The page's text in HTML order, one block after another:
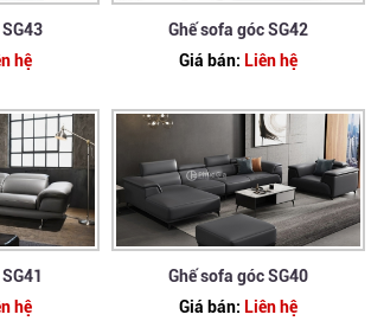
hệ
Ghế sofa góc SG42
Giá bán: Liên hệ
hệ
Ghế sofa góc SG40
Giá bán: Liên hệ